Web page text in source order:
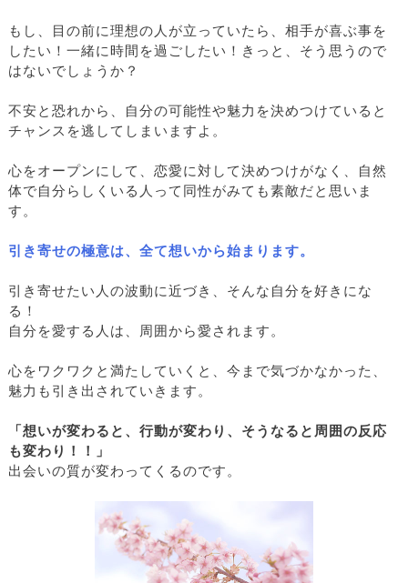
もし、目の前に理想の人が立っていたら、相手が喜ぶ事を
したい！一緒に時間を過ごしたい！きっと、そう思うので
はないでしょうか？
不安と恐れから、自分の可能性や魅力を決めつけていると
チャンスを逃してしまいますよ。
心をオープンにして、恋愛に対して決めつけがなく、自然
体で自分らしくいる人って同性がみても素敵だと思いま
す。
引き寄せの極意は、全て想いから始まります。
引き寄せたい人の波動に近づき、そんな自分を好きにな
る！
自分を愛する人は、周囲から愛されます。
心をワクワクと満たしていくと、今まで気づかなかった、
魅力も引き出されていきます。
「想いが変わると、行動が変わり、そうなると周囲の反応
も変わり！！」
出会いの質が変わってくるのです。